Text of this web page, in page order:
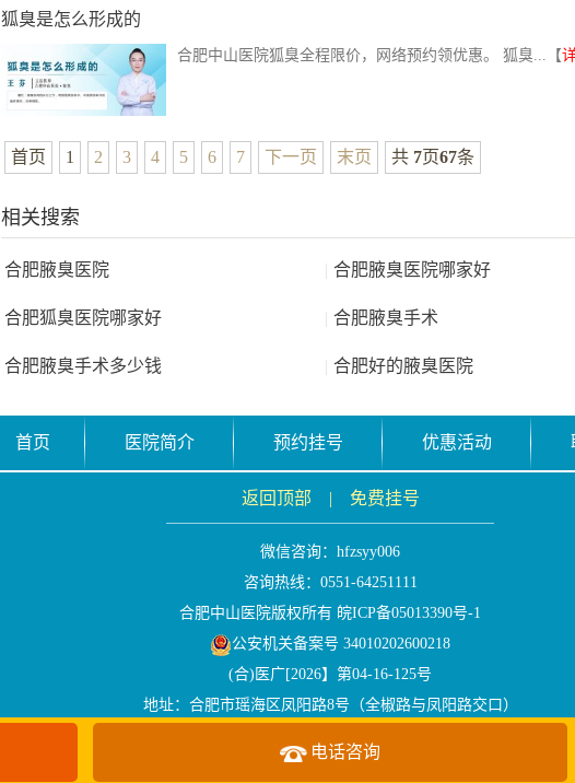
狐臭是怎么形成的
合肥中山医院狐臭全程限价，网络预约领优惠。 狐臭...【
首页 1 2 3 4 5 6 7 下一页 末页 共 7页67条
相关搜索
合肥腋臭医院 | 合肥腋臭医院哪家好
合肥狐臭医院哪家好 | 合肥腋臭手术
合肥腋臭手术多少钱 | 合肥好的腋臭医院
首页 医院简介 预约挂号 优惠活动
返回顶部 | 免费挂号
微信咨询： hfzsyy006
咨询热线：0551-64251111
合肥中山医院版权所有 皖ICP备05013390号-1
公安机关备案号 34010202600218
(合)医广[2026】第04-16-125号
地址：合肥市瑶海区凤阳路8号（全椒路与凤阳路交口）
电话咨询